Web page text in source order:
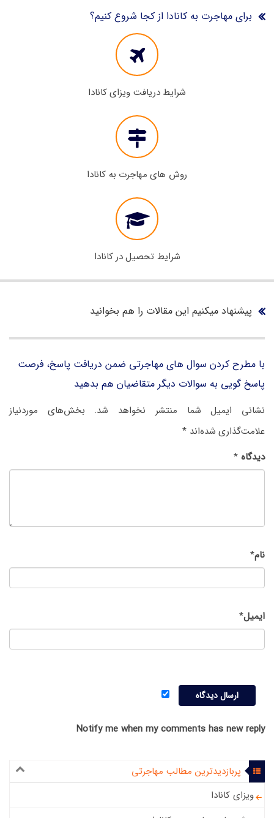
برای مهاجرت به کانادا از کجا شروع کنیم؟
شرایط دریافت ویزای کانادا
روش های مهاجرت به کانادا
شرایط تحصیل در کانادا
پیشنهاد میکنیم این مقالات را هم بخوانید
با مطرح کردن سوال های مهاجرتی ضمن دریافت پاسخ، فرصت
پاسخ گویی به سوالات دیگر متقاضیان هم بدهید
نشانی ایمیل شما منتشر نخواهد شد. بخش‌های موردنیاز
علامت‌گذاری شده‌اند *
دیدگاه *
نام*
ایمیل*
Notify me when my comments has new reply
پربازدیدترین مطالب مهاجرتی
ویزای کانادا